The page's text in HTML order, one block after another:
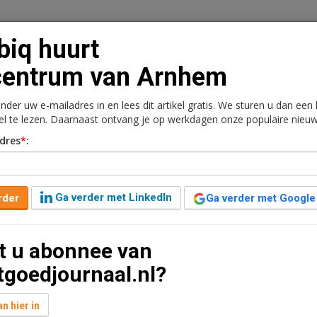
Vacaturebank Contact Abonnementen
van Arnhem
en content management systemen, huurt een
23 te Arnhem.
huurt
van Arnhem
uw e-mailadres in en lees dit artikel gratis. We sturen u dan een
te lezen. Daarnaast ontvang je op werkdagen onze populaire
*:
Ga verder met LinkedIn Ga verder met Google
u abonnee van
hier in